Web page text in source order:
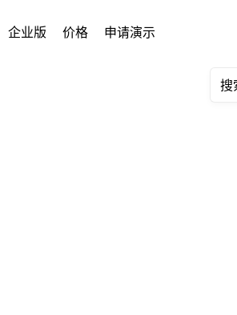
企业版 价格 申请演示